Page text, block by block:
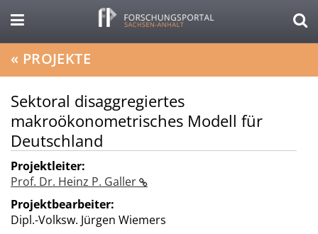
« PROJEKTE
Sektoral disaggregiertes
makroökonometrisches Modell für
Deutschland
Projektleiter:
Prof. Dr. Heinz P. Galler
Projektbearbeiter:
Dipl.-Volksw. Jürgen Wiemers